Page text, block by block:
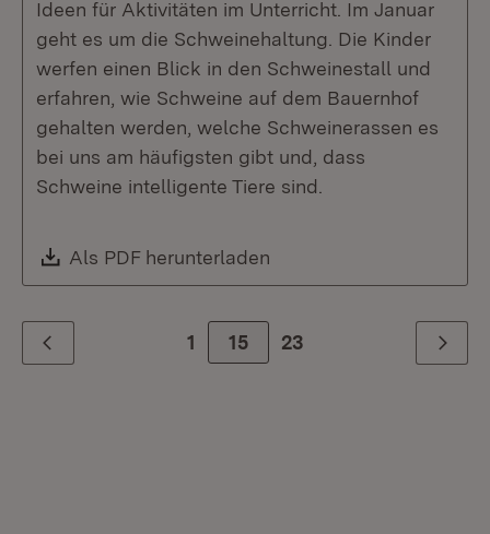
Ideen für Aktivitäten im Unterricht. Im Januar
geht es um die Schweinehaltung. Die Kinder
werfen einen Blick in den Schweinestall und
erfahren, wie Schweine auf dem Bauernhof
gehalten werden, welche Schweinerassen es
bei uns am häufigsten gibt und, dass
Schweine intelligente Tiere sind.
Download:
Als PDF herunterladen
Zurück 1 Zur Seite
15 23 Weiter